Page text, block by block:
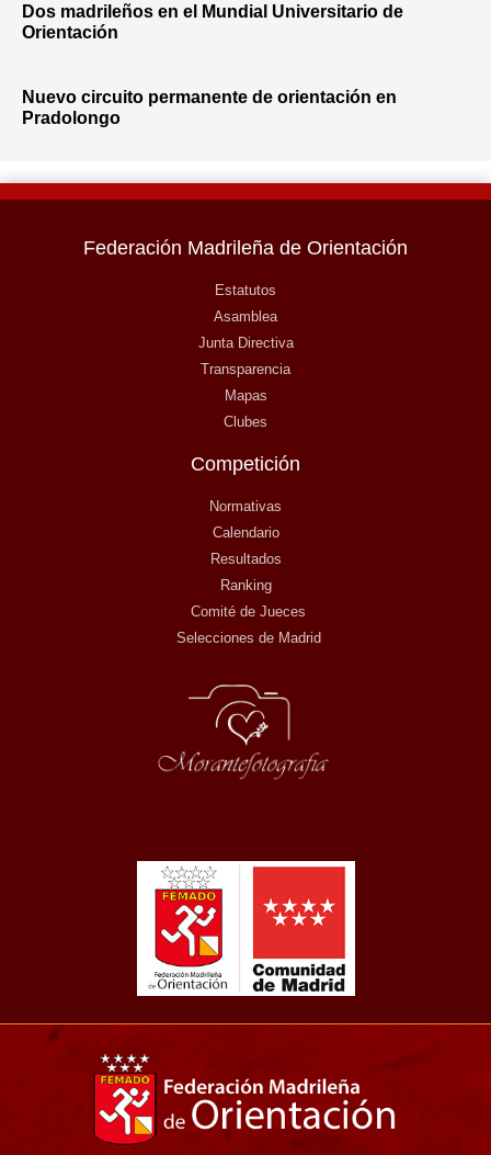
Dos madrileños en el Mundial Universitario de
Orientación
Nuevo circuito permanente de orientación en
Pradolongo
Federación Madrileña de Orientación
Estatutos
Asamblea
Junta Directiva
Transparencia
Mapas
Clubes
Competición
Normativas
Calendario
Resultados
Ranking
Comité de Jueces
Selecciones de Madrid